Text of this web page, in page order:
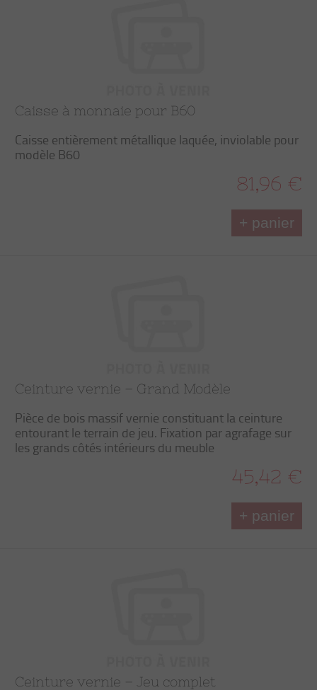
Caisse à monnaie pour B60
Caisse entièrement métallique laquée, inviolable pour
modèle B60
81,96 €
+ panier
Ceinture vernie – Grand Modèle
Pièce de bois massif vernie constituant la ceinture
entourant le terrain de jeu. Fixation par agrafage sur
les grands côtés intérieurs du meuble
45,42 €
+ panier
Ceinture vernie – Jeu complet